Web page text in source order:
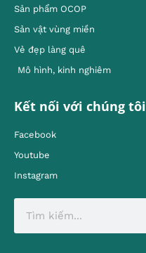
Sản phẩm OCOP
Sản vật vùng miền
Vẻ đẹp làng quê
Mô hình, kinh nghiêm
Kết nối với chúng tôi
Facebook
Youtube
Instagram